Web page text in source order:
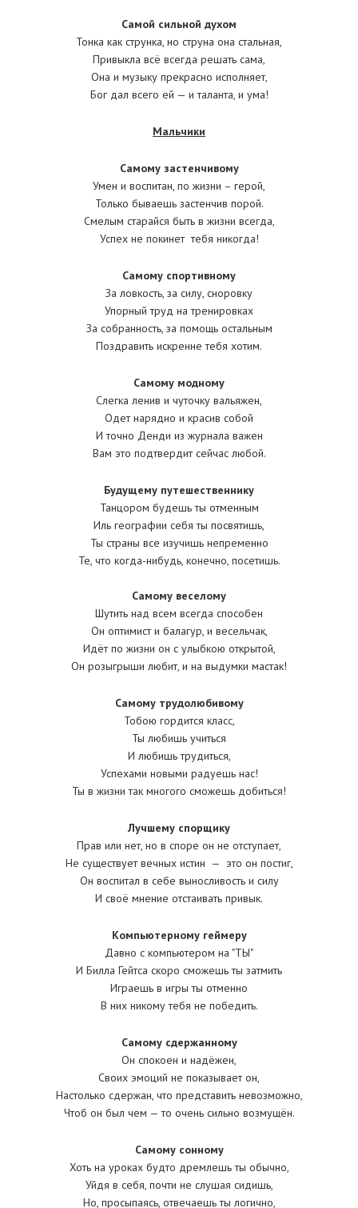
Самой сильной духом
Тонка как струнка, но струна она стальная,
Привыкла всё всегда решать сама,
Она и музыку прекрасно исполняет,
Бог дал всего ей — и таланта, и ума!
Мальчики
Самому застенчивому
Умен и воспитан, по жизни – герой,
Только бываешь застенчив порой.
Смелым старайся быть в жизни всегда,
Успех не покинет тебя никогда!
Самому спортивному
За ловкость, за силу, сноровку
Упорный труд на тренировках
За собранность, за помощь остальным
Поздравить искренне тебя хотим.
Самому модному
Слегка ленив и чуточку вальяжен,
Одет нарядно и красив собой
И точно Денди из журнала важен
Вам это подтвердит сейчас любой.
Будущему путешественнику
Танцором будешь ты отменным
Иль географии себя ты посвятишь,
Ты страны все изучишь непременно
Те, что когда-нибудь, конечно, посетишь.
Самому веселому
Шутить над всем всегда способен
Он оптимист и балагур, и весельчак,
Идёт по жизни он с улыбкою открытой,
Он розыгрыши любит, и на выдумки мастак!
Самому трудолюбивому
Тобою гордится класс,
Ты любишь учиться
И любишь трудиться,
Успехами новыми радуешь нас!
Ты в жизни так многого сможешь добиться!
Лучшему спорщику
Прав или нет, но в споре он не отступает,
Не существует вечных истин — это он постиг,
Он воспитал в себе выносливость и силу
И своё мнение отстаивать привык.
Компьютерному геймеру
Давно с компьютером на "ТЫ"
И Билла Гейтса скоро сможешь ты затмить
Играешь в игры ты отменно
В них никому тебя не победить.
Самому сдержанному
Он спокоен и надёжен,
Своих эмоций не показывает он,
Настолько сдержан, что представить невозможно,
Чтоб он был чем — то очень сильно возмущён.
Самому сонному
Хоть на уроках будто дремлешь ты обычно,
Уйдя в себя, почти не слушая сидишь,
Но, просыпаясь, отвечаешь ты логично,